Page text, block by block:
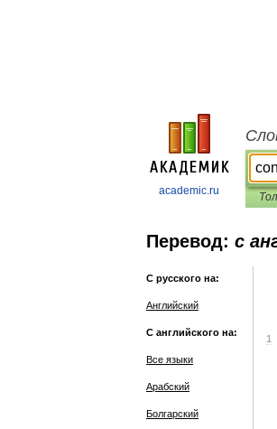
academic.ru
Перевод: с
С русского на:
Английский
С английского на:
Все языки
Арабский
Болгарский
1